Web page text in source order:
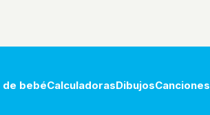
bebéCalculadorasDibujosCanciones